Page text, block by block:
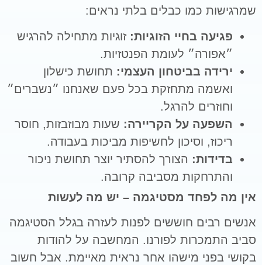
שמרגישות כמו כבלים בלתי נראים:
פגיעה בחיי הזוגיות: זוגיות מתחילה להרגיש
״אפורה״ לעומת הפנטזיות.
ירידה בביטחון העצמי: תחושת כישלון
ואשמה מתחזקת בכל פעם שאנחנו ״נשברים״
וחוזרים להרגל.
השפעה על הקריירה: שעות מבוזבזות, חוסר
ריכוז, וסיכון לחשיפות מביכות בעבודה.
בדידות: הצורך להסתיר יוצר תחושת ניכור
והתרחקות מסביבה קרובה.
אין מה לפחד מסטיגמה – יש מה לעשות
אנשים רבים חוששים לפנות לעזרה בגלל הסטיגמה
סביב התמכרות לפורנו. המחשבה על להודות
בקושי בפני מישהו אחר נראית מאיימת. אבל חשוב